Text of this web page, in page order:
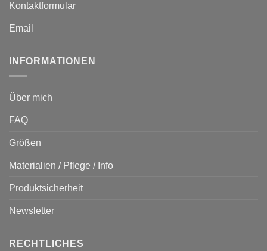
Kontaktformular
Email
INFORMATIONEN
Über mich
FAQ
Größen
Materialien / Pflege / Info
Produktsicherheit
Newsletter
RECHTLICHES